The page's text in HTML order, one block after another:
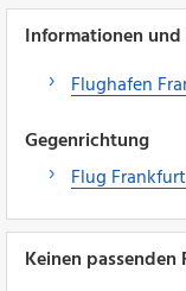
Informationen und
Flughafen
Gegenrichtung
Flug
Keinen passenden